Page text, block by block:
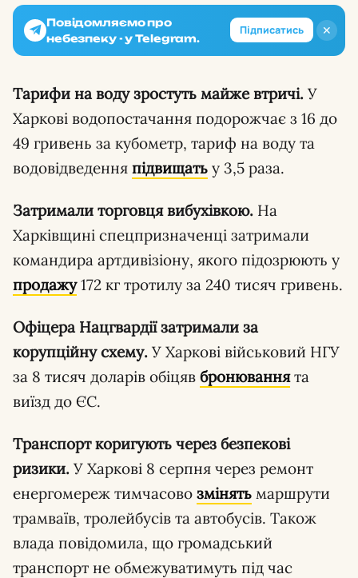
✕
Повідомляємо про
небезпеку - у Telegram.
Підписатись
Тарифи на воду зростуть майже втричі. У
Харкові водопостачання подорожчає з 16 до
49 гривень за кубометр, тариф на воду та
водовідведення підвищать у 3,5 раза.
Затримали торговця вибухівкою. На
Харківщині спецпризначенці затримали
командира артдивізіону, якого підозрюють у
продажу172 кг тротилу за 240 тисяч гривень.
Офіцера Нацгвардії затримали за
корупційну схему. У Харкові військовий НГУ
за 8 тисяч доларів обіцяв бронюваннята
виїзд до ЄС.
Транспорт коригують через безпекові
ризики. У Харкові 8 серпня через ремонт
енергомереж тимчасово змінять маршрути
трамваїв, тролейбусів та автобусів. Також
влада повідомила, що громадський
транспорт не обмежуватимуть під час